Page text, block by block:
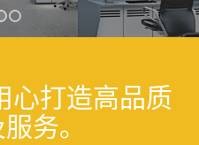
心打造高品质
务。